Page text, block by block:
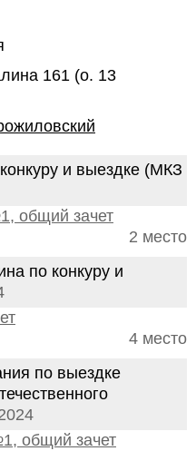
161 (о. 13
и выездке (МКЗ
общий зачет
2 место
по конкуру и
4 место
по выездке
общий зачет